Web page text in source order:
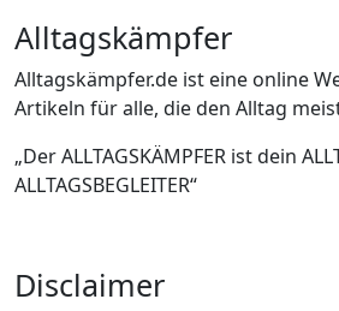
Alltagskämpfer
Alltagskämpfer.de ist eine online
Artikeln für alle, die den Alltag
„Der ALLTAGSKÄMPFER ist dein
ALLTAGSBEGLEITER“
Disclaimer